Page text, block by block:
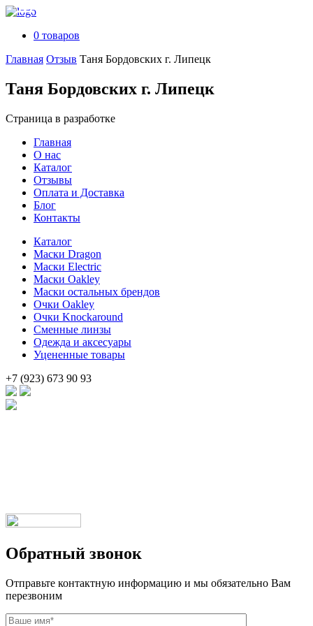
0 товаров
Главная Отзыв Таня Бордовских г. Липецк
Таня Бордовских г. Липецк
Страница в разработке
Главная
О нас
Каталог
Отзывы
Оплата и Доставка
Блог
Контакты
Каталог
Маски Dragon
Маски Electric
Маски Oakley
Маски остальных брендов
Очки Oakley
Очки Knockaround
Сменные линзы
Одежда и аксесуары
Уцененные товары
+7 (923) 673 90 93
Обратный звонок
Отправьте контактную информацию и мы обязательно Вам
перезвоним